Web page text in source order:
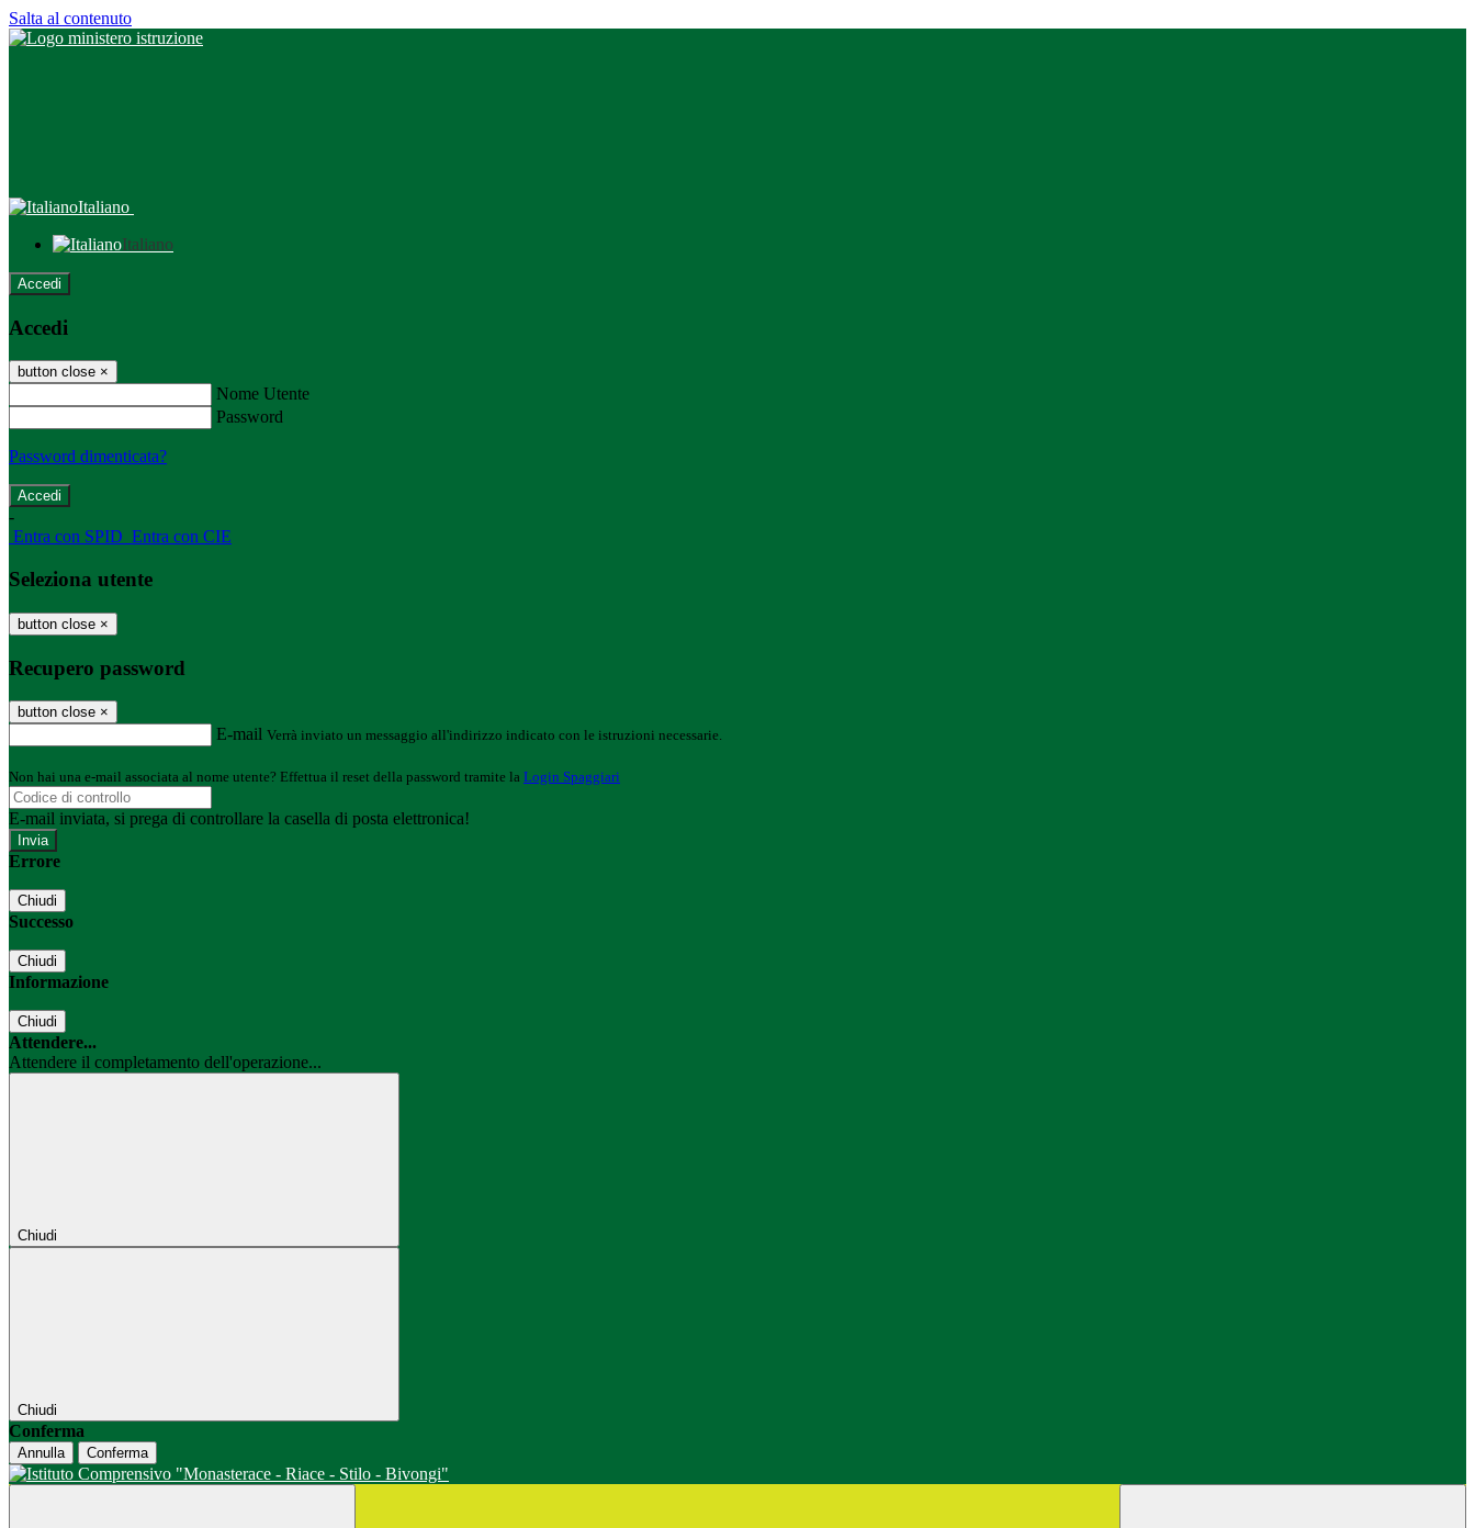
Salta al contenuto
Italiano
Italiano
Accedi
Accedi
button close ×
Nome Utente
Password
Password dimenticata?
-
Entra con SPID Entra con CIE
Seleziona utente
button close ×
Recupero password
button close ×
E-mail Verrà inviato un messaggio all'indirizzo indicato con le istruzioni necessarie.
Non hai una e-mail associata al nome utente? Effettua il reset della password tramite la Login Spaggiari
E-mail inviata, si prega di controllare la casella di posta elettronica!
Errore
Chiudi
Successo
Chiudi
Informazione
Chiudi
Attendere...
Attendere il completamento dell'operazione...
Chiudi
Chiudi
Conferma
Annulla Conferma